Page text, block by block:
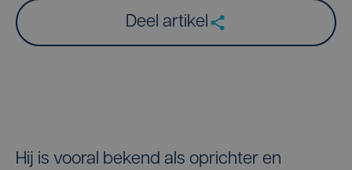
Deel artikel
Hij is vooral bekend als oprichter en